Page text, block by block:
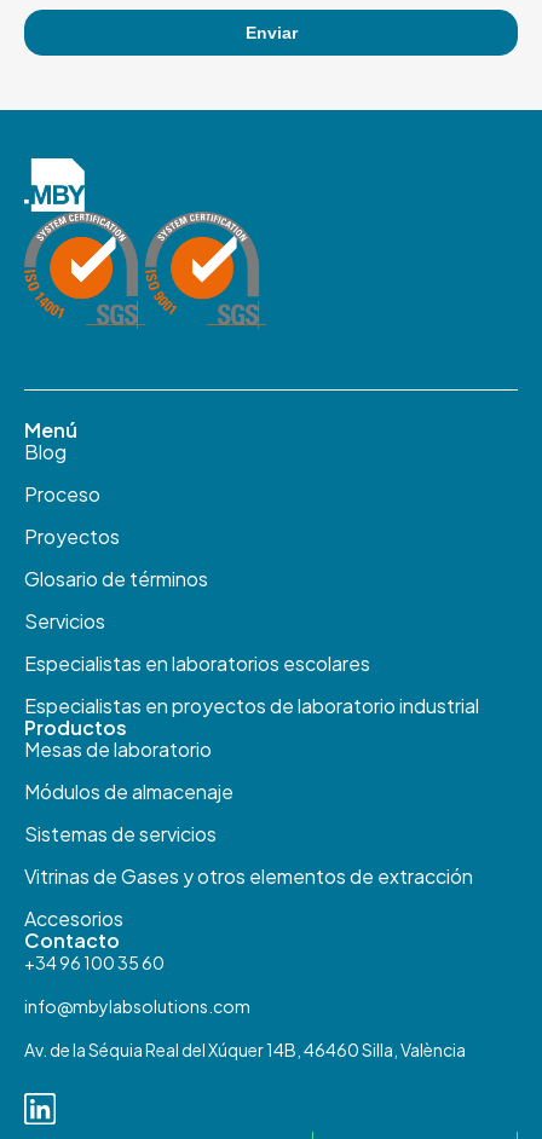
Menú
Blog
Proceso
Proyectos
Glosario de términos
Servicios
Especialistas en laboratorios escolares
Especialistas en proyectos de laboratorio industrial
Productos​
Mesas de laboratorio
Módulos de almacenaje
Sistemas de servicios
Vitrinas de Gases y otros elementos de extracción
Accesorios
Contacto
+34 96 100 35 60
info@mbylabsolutions.com
Av. de la Séquia Real del Xúquer 14B, 46460 Silla, València